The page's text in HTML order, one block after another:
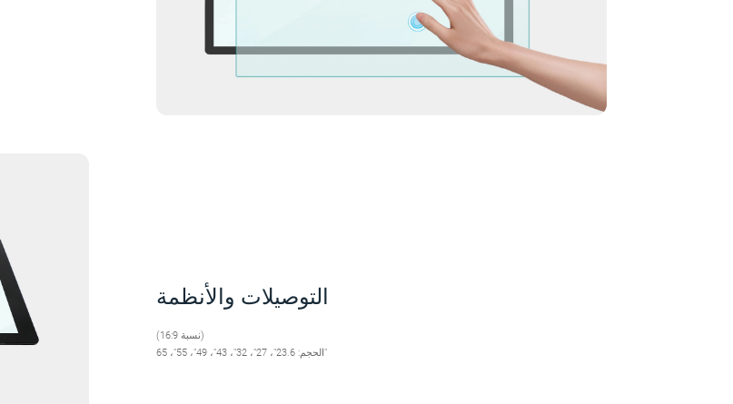
التوصيلات والأنظمة
(نسبة 16:9)
الحجم: 23.6"، 27"، 32"، 43"، 49"، 55"، 65"